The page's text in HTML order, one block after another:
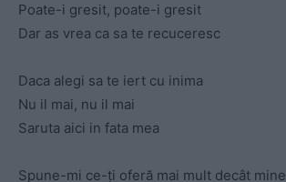
Poate-i gresit, poate-i gresit
Dar as vrea ca sa te recuceresc
Daca alegi sa te iert cu inima
Nu il mai, nu il mai
Saruta aici in fata mea
Spune-mi ce-ți oferă mai mult decât mine